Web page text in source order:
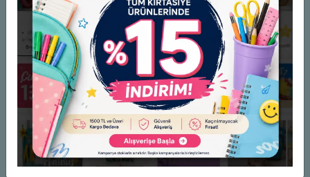
Tükendi Tükendi